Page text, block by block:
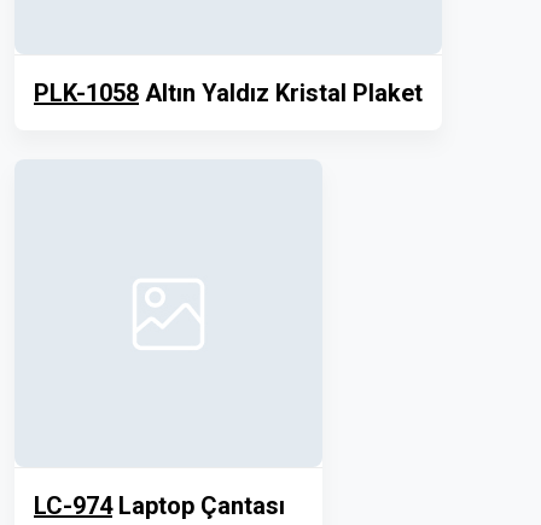
PLK-1058 Altın Yaldız Kristal Plaket
LC-974Laptop Çantası